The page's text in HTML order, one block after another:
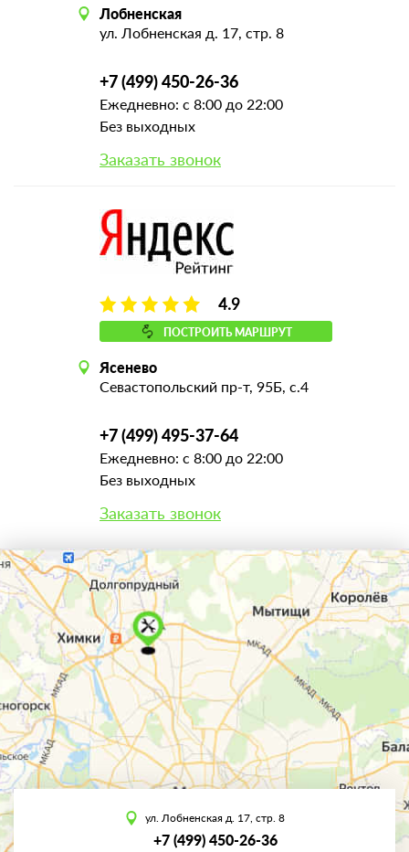
Лобненская
ул. Лобненская д. 17, стр. 8
+7 (499) 450-26-36
Ежедневно: с 8:00 до 22:00
Без выходных
Заказать звонок
4.9
ПОСТРОИТЬ МАРШРУТ
Ясенево
Севастопольский пр-т, 95Б, с.4
+7 (499) 495-37-64
Ежедневно: с 8:00 до 22:00
Без выходных
Заказать звонок
ул. Лобненская д. 17, стр. 8
+7 (499) 450-26-36